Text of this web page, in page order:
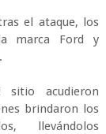
el ataque, los
marca Ford y
sitio acudieron
brindaron los
llevándolos